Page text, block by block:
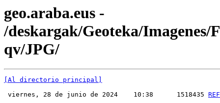
geo.araba.eus -
/deskargak/Geoteka/Imagenes/
qv/JPG/
[Al directorio principal]
viernes, 28 de junio de 2024    10:38      1518435